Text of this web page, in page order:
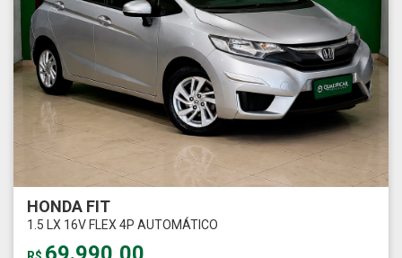
HONDA FIT
1.5 LX 16V FLEX 4P AUTOMÁTICO